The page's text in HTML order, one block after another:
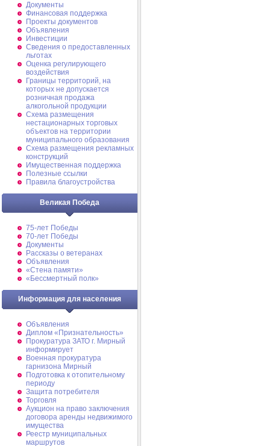
Документы
Финансовая поддержка
Проекты документов
Объявления
Инвестиции
Сведения о предоставленных
льготах
Оценка регулирующего
воздействия
Границы территорий, на
которых не допускается
розничная продажа
алкогольной продукции
Схема размещения
нестационарных торговых
объектов на территории
муниципального образования
Схема размещения рекламных
конструкций
Имущественная поддержка
Полезные ссылки
Правила благоустройства
Великая Победа
75-лет Победы
70-лет Победы
Документы
Рассказы о ветеранах
Объявления
«Стена памяти»
«Бессмертный полк»
Информация для населения
Объявления
Диплом «Признательность»
Прокуратура ЗАТО г. Мирный
информирует
Военная прокуратура
гарнизона Мирный
Подготовка к отопительному
периоду
Защита потребителя
Торговля
Аукцион на право заключения
договора аренды недвижимого
имущества
Реестр муниципальных
маршрутов